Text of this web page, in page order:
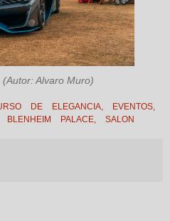
(Autor: Alvaro Muro)
DE ELEGANCIA, EVENTOS,
PALACE, SALON